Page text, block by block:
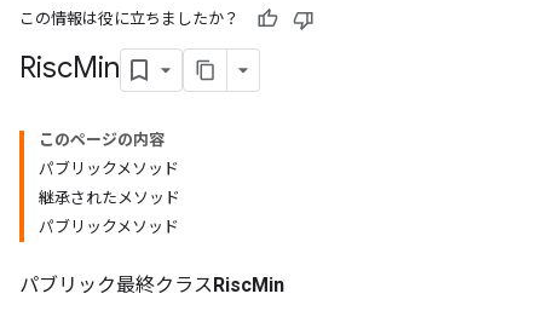
この情報は役に立ちましたか？
RiscMin
このページの内容
パブリックメソッド
継承されたメソッド
パブリックメソッド
パブリック最終クラスRiscMin